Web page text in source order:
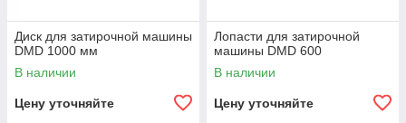
Диск для затирочной машины
DMD 1000 мм
В наличии
Цену уточняйте
Лопасти для затирочной
машины DMD 600
В наличии
Цену уточняйте